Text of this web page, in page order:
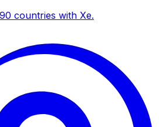
countries with Xe.